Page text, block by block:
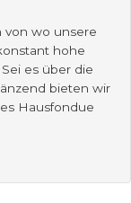
von wo unsere
hohe
es über die
bieten wir
Hausfondue